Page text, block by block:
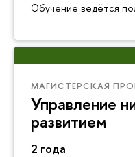
Обучение ведётся
МАГИСТЕРСКАЯ
Управление
развитием
2 года